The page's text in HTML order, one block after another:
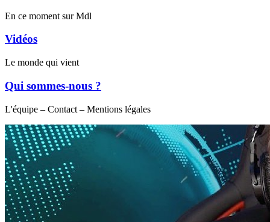
En ce moment sur Mdl
Vidéos
Le monde qui vient
Qui sommes-nous ?
L'équipe – Contact – Mentions légales